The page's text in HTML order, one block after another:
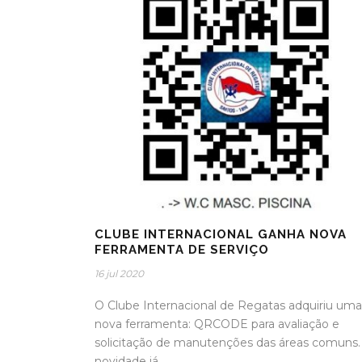
CLUBE INTERNACIONAL GANHA NOVA
FERRAMENTA DE SERVIÇO
16 jul 2020
O Clube Internacional de Regatas adquiriu uma
nova ferramenta: QRCODE para avaliação e
solicitação de manutenções das áreas